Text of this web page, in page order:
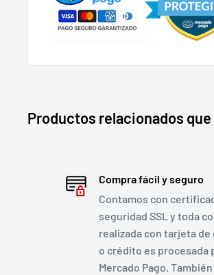
Productos relacionados
Compra fácil y seguro
Contamos con
seguridad SSL y toda
realizada con tarjeta de
o crédito es procesada
Mercado Pago. También